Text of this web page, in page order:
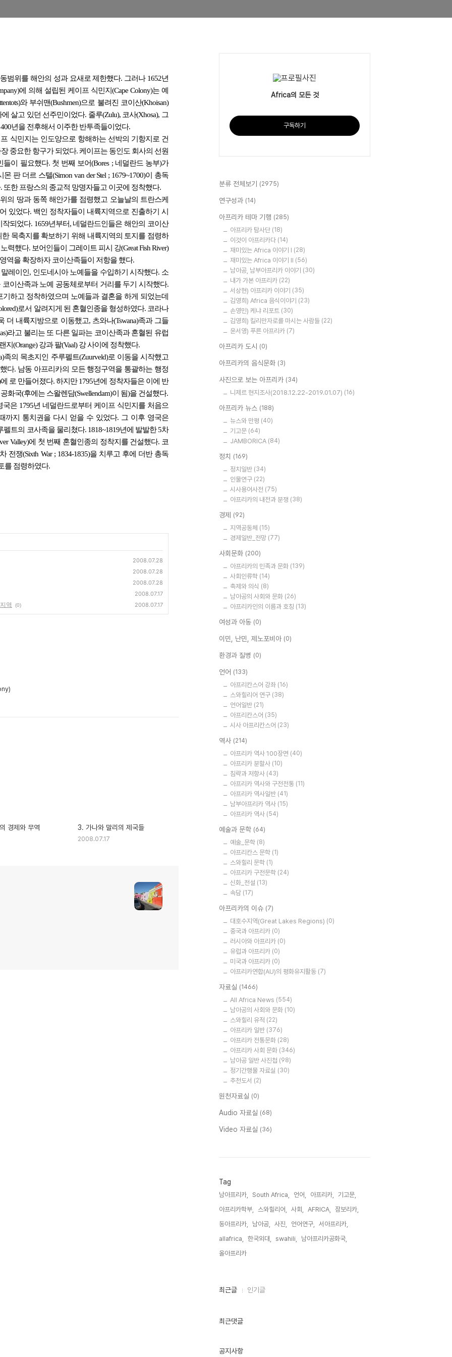
범위를 해안의 성과 요새로 제한했다. 그러나 1652년
에 의해 설립된 케이프 식민지(Cape Colony)는 예
와 부쉬맨(Bushmen)으로 불려진 코이산(Khoisan)
살고 있던 선주민이었다. 줄루(Zulu), 코사(Xhosa), 그
년을 전후해서 이주한 반투족들이었다.
식민지는 인도양으로 항해하는 선박의 기항지로 건
중요한 항구가 되었다. 케이프는 동인도 회사의 선원
이 필요했다. 첫 번째 보어(Bores ; 네덜란드 농부)가
판 더르 스텔(Simon van der Stel ; 1679~1700)이 총독
한 프랑스의 종교적 망명자들고 이곳에 정착했다.
의 땅과 동쪽 해안가를 점령했고 오늘날의 트란스케
있었다. 백인 정착자들이 내륙지역으로 진출하기 시
되었다. 1659년부터, 네덜란드인들은 해안의 코이산
목축지를 확보하기 위해 내륙지역의 토지를 점령하
했다. 보어인들이 그레이트 피시 강(Great Fish River)
역을 확장하자 코이산족들이 저항을 했다.
레이인, 인도네시아 노예들을 수입하기 시작했다. 소
이산족과 노예 공동체로부터 거리를 두기 시작했다.
하고 정착하였으며 노예들과 결혼을 하게 되었는데
로서 알려지게 된 혼혈인종을 형성하였다. 코라나
더 내륙지방으로 이동했고, 츠와나(Tswana)족과 그들
라고 불리는 또 다른 일파는 코이산족과 혼혈된 유럽
(Orange) 강과 팔(Vaal) 강 사이에 정착했다.
족의 목초지인 주루펠트(Zuurveld)로 이동을 시작했고
다. 남동 아프리카의 모든 행정구역을 통괄하는 행정
로 만들어졌다. 하지만 1795년에 정착자들은 이에 반
화국(후에는 스왈렌담(Swellendam)이 됨)을 건설했다.
은 1795년 네덜란드로부터 케이프 식민지를 처음으
까지 통치권을 다시 얻을 수 있었다. 그 이후 영국은
펠트의 코사족을 물리쳤다. 1818~1819년에 발발한 5차
Valley)에 첫 번째 혼혈인종의 정착지를 건설했다. 코
전쟁(Sixth War ; 1834-1835)을 치루고 후에 더반 총독
를 점령하였다.
2008.07.28
2008.07.28
2008.07.28
2008.07.17
역 (0) 2008.07.17
경제와 무역 3. 가나와 말리의 제국들
2008.07.17
Africa의 모든 것
구독하기
분류 전체보기 (2975)
연구성과 (14)
아프리카 테마 기행 (285)
아프리카 탐사단 (18)
이것이 아프리카다 (14)
재미있는 Africa 이야기 I (28)
재미있는 Africa 이야기 II (56)
남아공, 남부아프리카 이야기 (30)
내가 가본 아프리카 (22)
서상현) 아프리카 이야기 (35)
김영희) Africa 음식이야기 (23)
손영민) 케냐 리포트 (30)
김영희) 킬리만자로를 마시는 사람들 (22)
윤서영) 푸른 아프리카 (7)
아프리카 도시 (0)
아프리카의 음식문화 (3)
사진으로 보는 아프리카 (34)
니제르 현지조사(2018.12.22-2019.01.07) (16)
아프리카 뉴스 (188)
뉴스와 만평 (40)
기고문 (64)
JAMBORICA (84)
정치 (169)
정치일반 (34)
인물연구 (22)
시사용어사전 (75)
아프리카의 내전과 분쟁 (38)
경제 (92)
지역공동체 (15)
경제일반_전망 (77)
사회문화 (200)
아프리카의 민족과 문화 (139)
사회인류학 (14)
축제와 의식 (8)
남아공의 사회와 문화 (26)
아프리카인의 이름과 호칭 (13)
여성과 아동 (0)
이민, 난민, 제노포비아 (0)
환경과 질병 (0)
언어 (133)
아프리칸스어 강좌 (16)
스와힐리어 연구 (38)
언어일반 (21)
아프리칸스어 (35)
시사 아프리칸스어 (23)
역사 (214)
아프리카 역사 100장면 (40)
아프리카 분할사 (10)
침략과 저항사 (43)
아프리카 역사와 구전전통 (11)
아프리카 역사일반 (41)
남부아프리카 역사 (15)
아프리카 역사 (54)
예술과 문학 (64)
예술_문학 (8)
아프리칸스 문학 (1)
스와힐리 문학 (1)
아프리카 구전문학 (24)
신화_전설 (13)
속담 (17)
아프리카의 이슈 (7)
대호수지역(Great Lakes Regions) (0)
중국과 아프리카 (0)
러시아와 아프리카 (0)
유럽과 아프리카 (0)
미국과 아프리카 (0)
아프리카연합(AU)의 평화유지활동 (7)
자료실 (1466)
All Africa News (554)
남아공의 사회와 문화 (10)
스와힐리 유적 (22)
아프리카 일반 (376)
아프리카 전통문화 (28)
아프리카 사회 문화 (346)
남아공 일반 사진첩 (98)
정기간행물 자료실 (30)
추천도서 (2)
원천자료실 (0)
Audio 자료실 (68)
Video 자료실 (36)
Tag
남아프리카, South Africa, 언어, 아프리카,
기고문,
아프리카학부,
스와힐리어, 사회, AFRICA,
잠보리카,
동아프리카,
남아공, 사진, 언어연구,
서아프리카,
allafrica,
한국외대, swahili,
남아프리카공화국,
올아프리카,
최
인
최근글 인기글
최근댓글
공지사항